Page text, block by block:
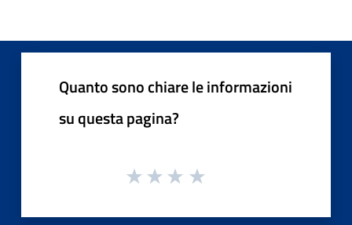
Quanto sono chiare le informazioni
su questa pagina?